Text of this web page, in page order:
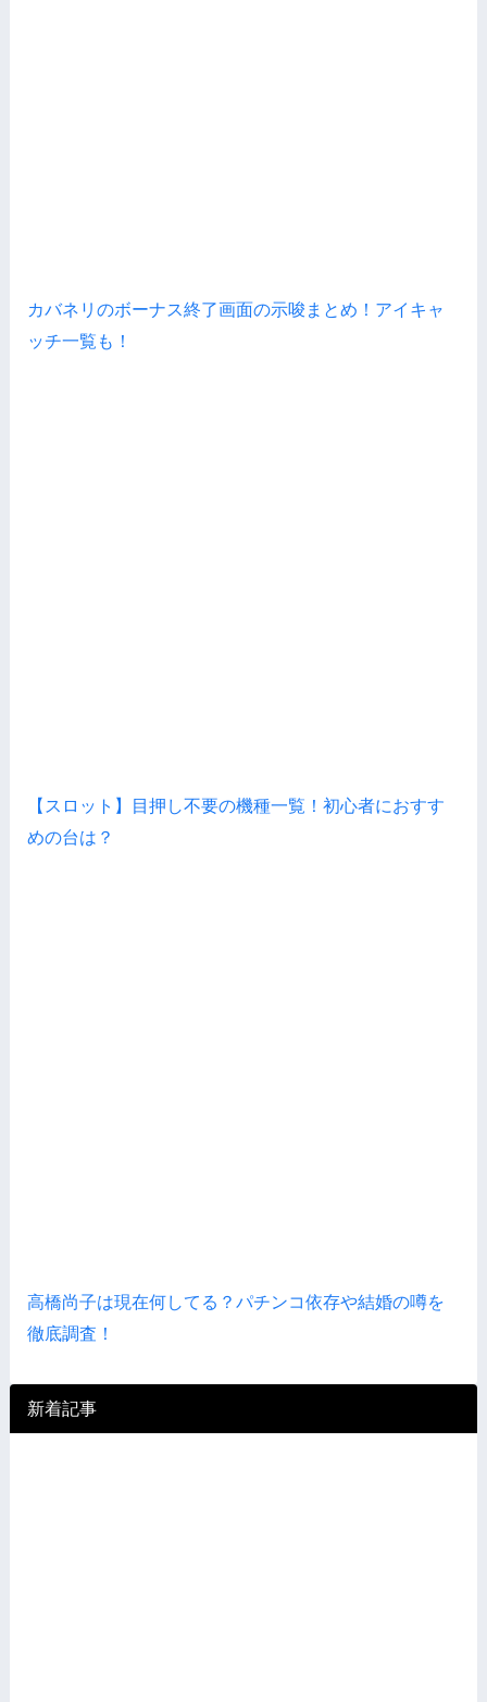
カバネリのボーナス終了画面の示唆まとめ！アイキャ
ッチ一覧も！
【スロット】目押し不要の機種一覧！初心者におすす
めの台は？
高橋尚子は現在何してる？パチンコ依存や結婚の噂を
徹底調査！
新着記事